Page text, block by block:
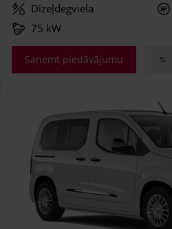
Dīzeļdegviela
75 kW
Saņemt piedāvājumu